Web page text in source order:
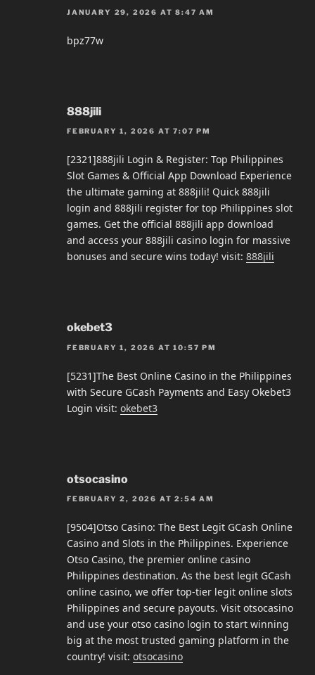
JANUARY 29, 2026 AT 8:47 AM
bpz77w
888jili
FEBRUARY 1, 2026 AT 7:07 PM
[2321]888jili Login & Register: Top Philippines
Slot Games & Official App Download Experience
the ultimate gaming at 888jili! Quick 888jili
login and 888jili register for top Philippines slot
games. Get the official 888jili app download
and access your 888jili casino login for massive
bonuses and secure wins today! visit: 888jili
okebet3
FEBRUARY 1, 2026 AT 10:57 PM
[5231]The Best Online Casino in the Philippines
with Secure GCash Payments and Easy Okebet3
Login visit: okebet3
otsocasino
FEBRUARY 2, 2026 AT 2:54 AM
[9504]Otso Casino: The Best Legit GCash Online
Casino and Slots in the Philippines. Experience
Otso Casino, the premier online casino
Philippines destination. As the best legit GCash
online casino, we offer top-tier legit online slots
Philippines and secure payouts. Visit otsocasino
and use your otso casino login to start winning
big at the most trusted gaming platform in the
country! visit: otsocasino